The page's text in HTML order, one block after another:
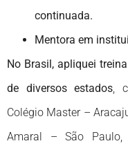
continuada.
Mentora em
No Brasil, apliquei
de diversos estados,
Colégio Master –
Amaral – São Paulo,